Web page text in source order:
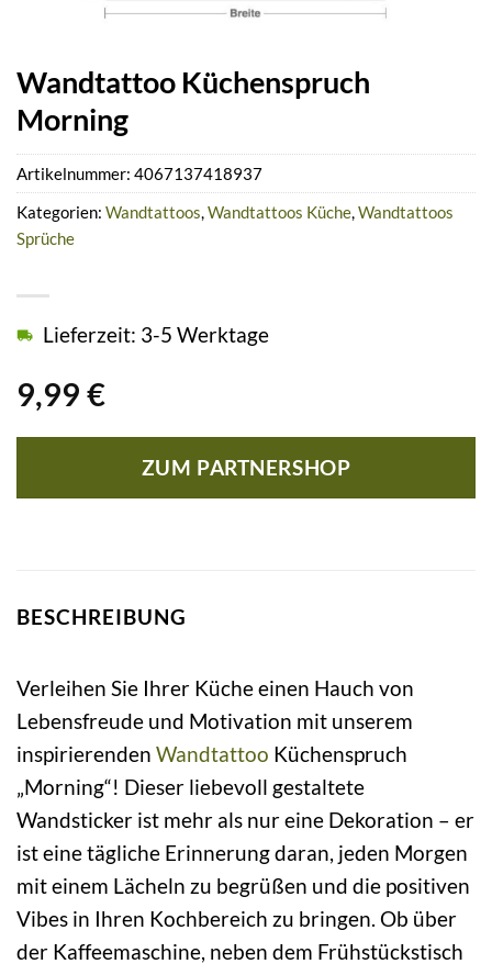
Wandtattoo Küchenspruch
Morning
9,99 €
Lieferzeit: 3-5 Werktage
ZUM PARTNERSHOP
Artikelnummer: 4067137418937
Kategorien: Wandtattoos Wandtattoos Küche Wandtattoos
Sprüche
BESCHREIBUNG
Verleihen Sie Ihrer Küche einen Hauch von
Lebensfreude und Motivation mit unserem
inspirierenden Wandtattoo Küchenspruch
„Morning“! Dieser liebevoll gestaltete
Wandsticker ist mehr als nur eine Dekoration – er
ist eine tägliche Erinnerung daran, jeden Morgen
mit einem Lächeln zu begrüßen und die positiven
Vibes in Ihren Kochbereich zu bringen. Ob über
der Kaffeemaschine, neben dem Frühstückstisch